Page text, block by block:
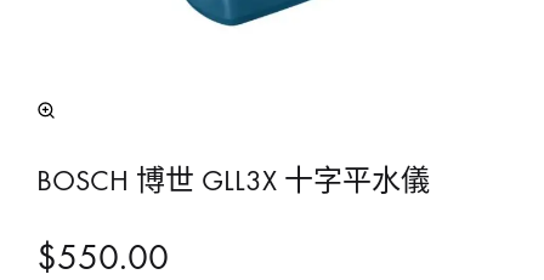
BOSCH 博世 GLL3X 十字平水儀
$550.00